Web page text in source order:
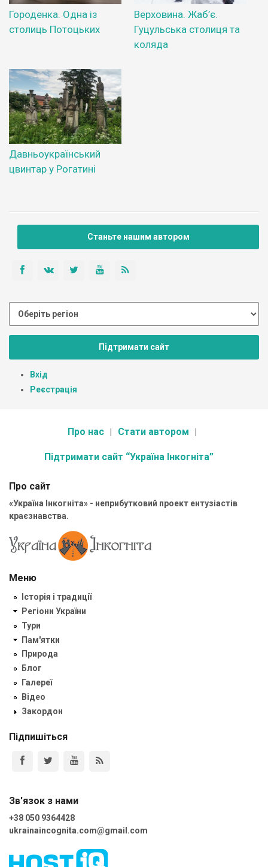
Городенка. Одна із
столиць Потоцьких
Верховина. Жаб’є.
Гуцульська столиця та
коляда
Давньоукраїнський
цвинтар у Рогатині
Станьте нашим автором
Підтримати сайт
Вхід
Реєстрація
Про нас Стати автором
Підтримати сайт “Україна Інкогніта”
Про сайт
«Україна Інкогніта» - неприбутковий проект ентузіастів
краєзнавства.
Меню
Історія і традиції
Регіони України
Тури
Пам'ятки
Природа
Блог
Галереї
Відео
Закордон
Підпишіться
Зв'язок з нами
+38 050 9364428
ukrainaincognita.com@gmail.com